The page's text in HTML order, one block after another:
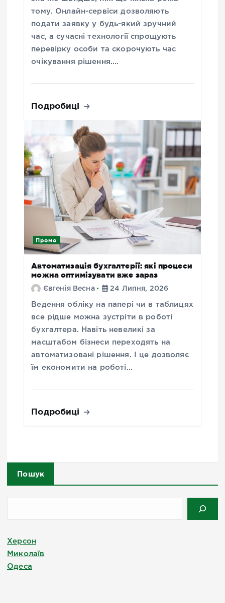
тому. Онлайн-сервіси дозволяють
подати заявку у будь-який зручний
час, а сучасні технології спрощують
перевірку особи та скорочують час
очікування рішення.…
Подробиці
Промо
Автоматизація бухгалтерії: які процеси
можна оптимізувати вже зараз
Євгенія Весна 24 Липня, 2026
Ведення обліку на папері чи в таблицях
все рідше можна зустріти в роботі
бухгалтера. Навіть невеликі за
масштабом бізнеси переходять на
автоматизовані рішення. І це дозволяє
їм економити на роботі…
Подробиці
Пошук
Херсон
Миколаїв
Одеса